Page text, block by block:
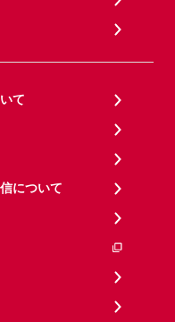
て
について